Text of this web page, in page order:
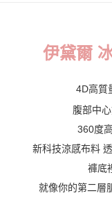
萊爾富取貨付款
7-11取貨付款
每筆NT$70，滿
付款後7-11取貨
伊黛爾
4D高質
腹部中
360度
新科技涼感布料
褲底
就像你的第二層